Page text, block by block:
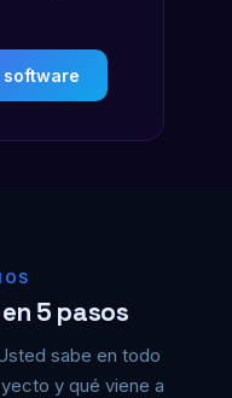
5 pasos
sabe en todo
y qué viene a